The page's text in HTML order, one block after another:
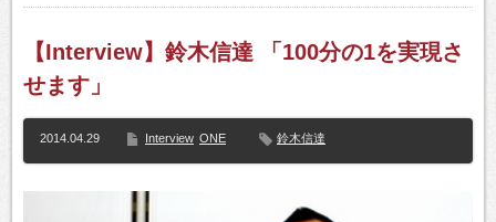
【Interview】鈴木信達 「100分の1を実現さ
せます」
2014.04.29 Interview ONE 鈴木信達